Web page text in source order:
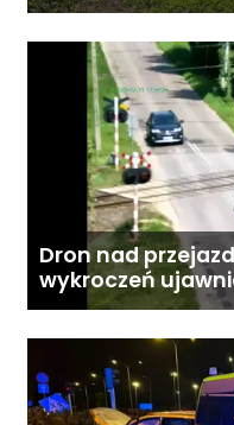
Dron nad
wykroczeń
„Bezpieczny